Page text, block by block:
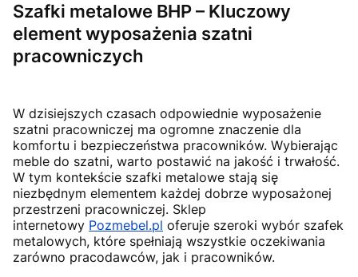
Szafki metalowe BHP – Kluczowy
element wyposażenia szatni
pracowniczych
W dzisiejszych czasach odpowiednie wyposażenie
szatni pracowniczej ma ogromne znaczenie dla
komfortu i bezpieczeństwa pracowników. Wybierając
meble do szatni, warto postawić na jakość i trwałość.
W tym kontekście szafki metalowe stają się
niezbędnym elementem każdej dobrze wyposażonej
przestrzeni pracowniczej. Sklep
internetowy Pozmebel.pl oferuje szeroki wybór szafek
metalowych, które spełniają wszystkie oczekiwania
zarówno pracodawców, jak i pracowników.